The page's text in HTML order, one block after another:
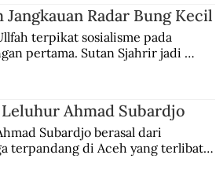
Multatuli, hingga Sun Yat-sen.
Jangkauan Radar Bung Kecil
terpikat sosialisme pada
pertama. Sutan Sjahrir jadi
Ahmad Subardjo
Subardjo berasal dari
terpandang di Aceh yang terlibat